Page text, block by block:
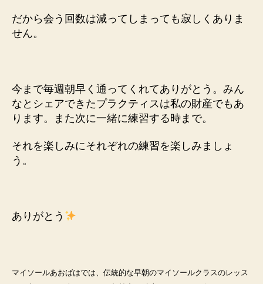
だから会う回数は減ってしまっても寂しくありま
せん。
今まで毎週朝早く通ってくれてありがとう。みん
なとシェアできたプラクティスは私の財産でもあ
ります。また次に一緒に練習する時まで。
それを楽しみにそれぞれの練習を楽しみましょ
う。
ありがとう
マイソールあおばはでは、伝統的な早朝のマイソールクラスのレッス